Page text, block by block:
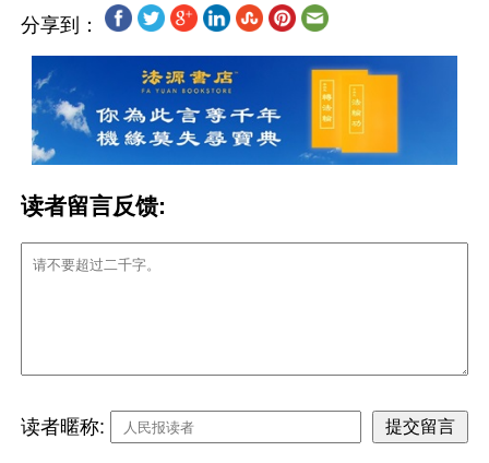
分享到：
读者留言反馈:
读者暱称: